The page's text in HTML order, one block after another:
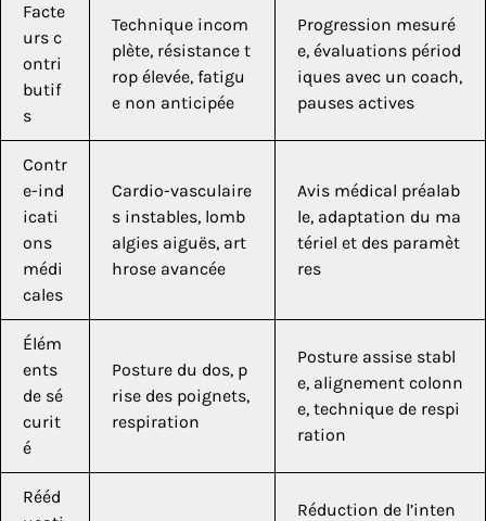
Facte
urs c
ontri
butif
s
Technique incom
plète, résistance t
rop élevée, fatigu
e non anticipée
Progression mesuré
e, évaluations périod
iques avec un coach,
pauses actives
Contr
e-ind
icati
ons
médi
cales
Cardio-vasculaire
s instables, lomb
algies aiguës, art
hrose avancée
Avis médical préalab
le, adaptation du ma
tériel et des paramèt
res
Élém
ents
de sé
curit
é
Posture du dos, p
rise des poignets,
respiration
Posture assise stabl
e, alignement colonn
e, technique de respi
ration
Rééd
Réduction de l’inten